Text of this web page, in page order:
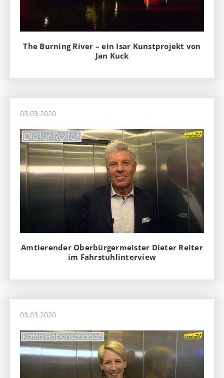
The Burning River – ein Isar Kunstprojekt von
Jan Kuck
03.03.2020
Amtierender Oberbürgermeister Dieter Reiter
im Fahrstuhlinterview
03.03.2020